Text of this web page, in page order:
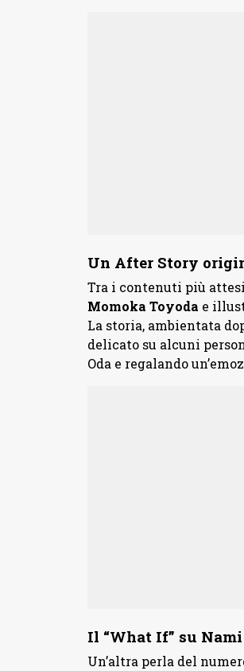
Un After Story
Tra i contenuti più
Momoka Toyoda e
La storia, ambientata
delicato su alcuni
Oda e regalando
Il “What If” su
Un’altra perla del